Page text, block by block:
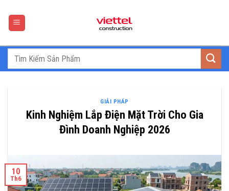
content
GIẢI PHÁP
Kinh Nghiệm Lắp Điện Mặt Trời Cho Gia
Đình Doanh Nghiệp 2026
10
Th6